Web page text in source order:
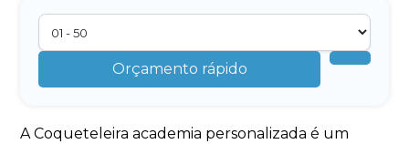
Orçamento rápido
A Coqueteleira academia personalizada é um